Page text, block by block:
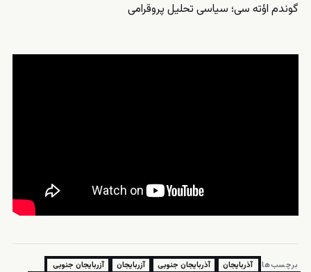
گوندم اؤته سی؛ سیاسی تحلیل پروقرامی
برچسب‌ها: آذربایجان آذربایجان جنوبی آزربایجان
آزربایجان جنوبی